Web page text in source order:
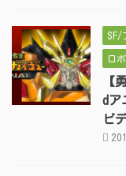
SF/
ロ
【
dア
ビ